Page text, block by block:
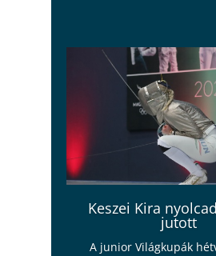
Keszei Kira
jutott
A junior Világkupák